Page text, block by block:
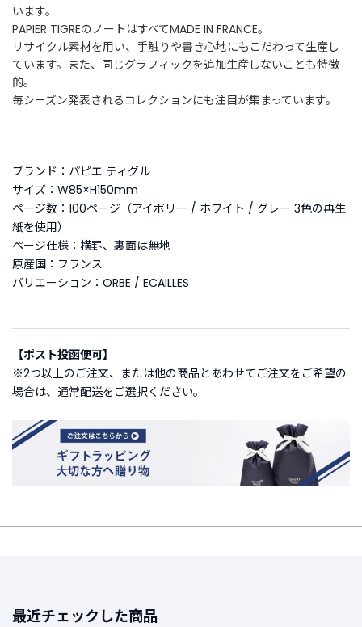
います。
PAPIER TIGREのノートはすべてMADE IN FRANCE。
リサイクル素材を用い、手触りや書き心地にもこだわって生産し
ています。また、同じグラフィックを追加生産しないことも特徴
的。
毎シーズン発表されるコレクションにも注目が集まっています。
ブランド：パピエ ティグル
サイズ：W85×H150mm
ページ数：100ページ（アイボリー / ホワイト / グレー 3色の再生
紙を使用）
ページ仕様：横罫、裏面は無地
原産国：フランス
バリエーション：ORBE / ECAILLES
【ポスト投函便可】
※2つ以上のご注文、または他の商品とあわせてご注文をご希望の
場合は、通常配送をご選択ください。
最近チェックした商品